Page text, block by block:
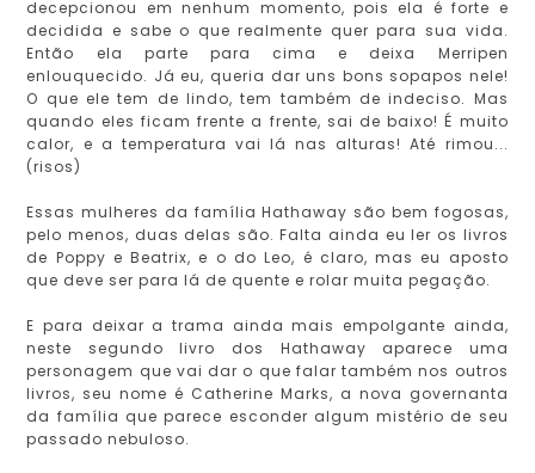
decepcionou em nenhum momento, pois ela é forte e
decidida e sabe o que realmente quer para sua vida.
Então ela parte para cima e deixa Merripen
enlouquecido. Já eu, queria dar uns bons sopapos nele!
O que ele tem de lindo, tem também de indeciso. Mas
quando eles ficam frente a frente, sai de baixo! É muito
calor, e a temperatura vai lá nas alturas! Até rimou...
(risos)
Essas mulheres da família Hathaway são bem fogosas,
pelo menos, duas delas são. Falta ainda eu ler os livros
de Poppy e Beatrix, e o do Leo, é claro, mas eu aposto
que deve ser para lá de quente e rolar muita pegação.
E para deixar a trama ainda mais empolgante ainda,
neste segundo livro dos Hathaway aparece uma
personagem que vai dar o que falar também nos outros
livros, seu nome é Catherine Marks, a nova governanta
da família que parece esconder algum mistério de seu
passado nebuloso.